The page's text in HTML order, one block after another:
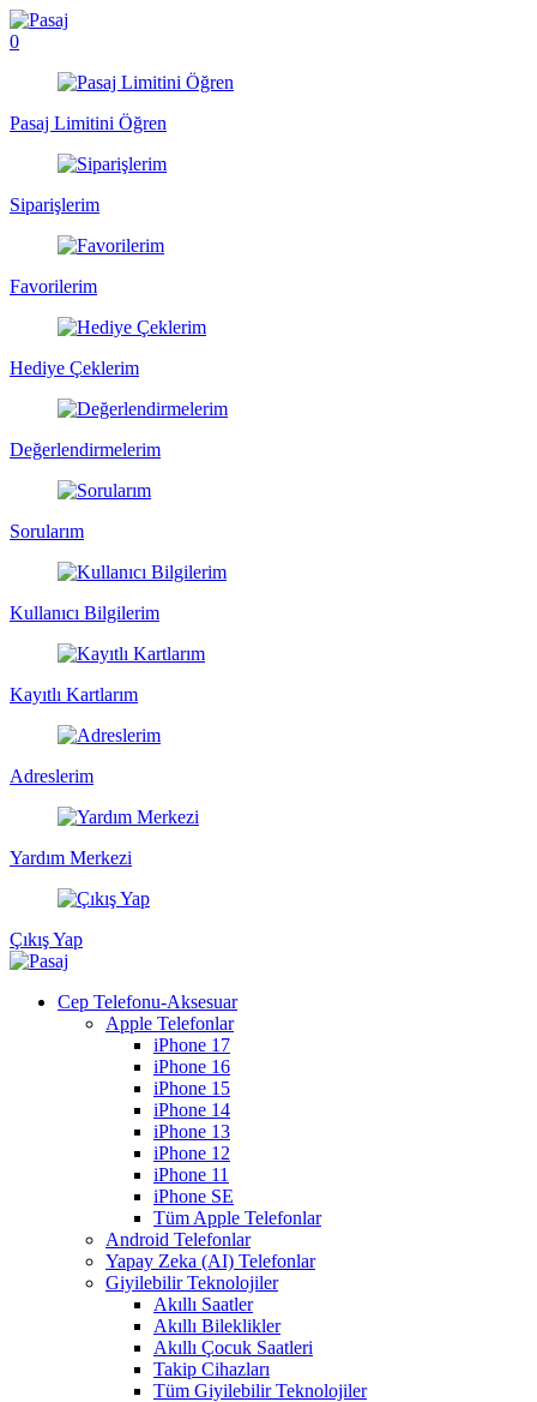
0
Pasaj Limitini Öğren
Siparişlerim
Favorilerim
Hediye Çeklerim
Değerlendirmelerim
Sorularım
Kullanıcı Bilgilerim
Kayıtlı Kartlarım
Adreslerim
Yardım Merkezi
Çıkış Yap
Cep Telefonu-Aksesuar
Apple Telefonlar
iPhone 17
iPhone 16
iPhone 15
iPhone 14
iPhone 13
iPhone 12
iPhone 11
iPhone SE
Tüm Apple Telefonlar
Android Telefonlar
Yapay Zeka (AI) Telefonlar
Giyilebilir Teknolojiler
Akıllı Saatler
Akıllı Bileklikler
Akıllı Çocuk Saatleri
Takip Cihazları
Tüm Giyilebilir Teknolojiler